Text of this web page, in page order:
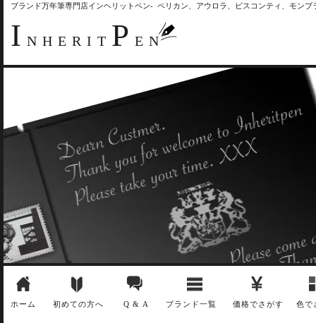
ブランド万年筆専門店インヘリットペン- ペリカン、アウロラ、ビスコンティ、モン
I NHERIT P EN
ホーム 初めての方へ Q & A ブランド一覧 価格でさがす 色で